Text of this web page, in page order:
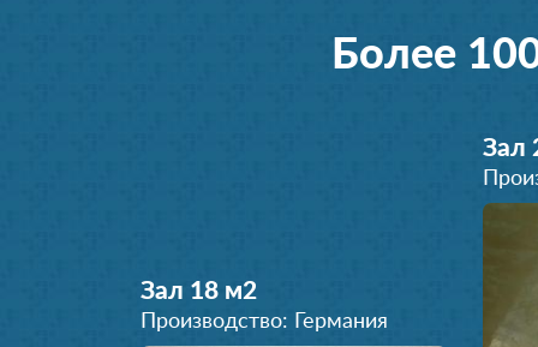
Более
Зал
Зал 18 м2
Производство: Германия